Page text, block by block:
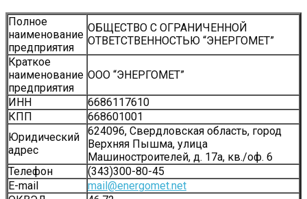
Полное
наименование
предприятия
ОБЩЕСТВО С ОГРАНИЧЕННОЙ
ОТВЕТСТВЕННОСТЬЮ “ЭНЕРГОМЕТ”
Краткое
наименование
предприятия
ООО “ЭНЕРГОМЕТ”
ИНН
6686117610
КПП
668601001
Юридический
адрес
624096, Свердловская область, город
Верхняя Пышма, улица
Машиностроителей, д. 17а, кв./оф. 6
Телефон
(343)300-80-45
Е-mail
mail@energomet.net